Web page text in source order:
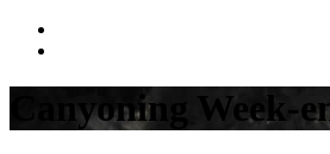
Canyoning Week-